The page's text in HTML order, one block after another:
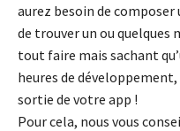
aurez besoin de composer
de trouver un ou quelques
tout faire mais sachant
heures de
sortie de votre app !
Pour cela, nous vous